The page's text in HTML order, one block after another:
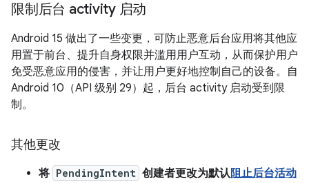
限制后台 activity 启动
Android 15 做出了一些变更，可防止恶意后台应用将其他应
用置于前台、提升自身权限并滥用用户互动，从而保护用户
免受恶意应用的侵害，并让用户更好地控制自己的设备。自
Android 10（API 级别 29）起，后台 activity 启动受到限
制。
其他更改
将 PendingIntent 创建者更改为默认阻止后台活动